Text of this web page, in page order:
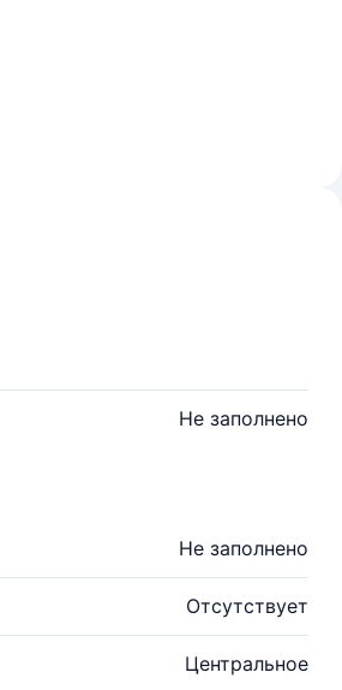
Не заполнено
Не заполнено
Отсутствует
Центральное